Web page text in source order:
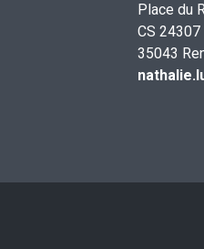
Place du
CS 24307
35043